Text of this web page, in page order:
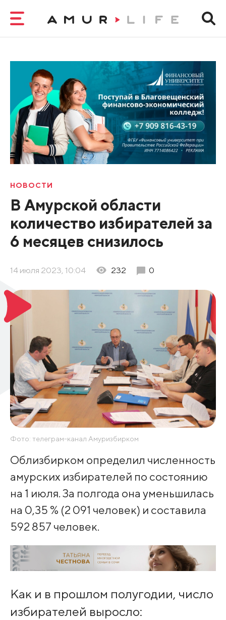
НОВОСТИ
В Амурской области
количество избирателей за
6 месяцев снизилось
14 июля 2023, 10:04 232 0
Фото: телеграм-канал Амуризбирком
Облизбирком определил численность
амурских избирателей по состоянию
на 1 июля. За полгода она уменьшилась
на 0,35 % (2 091 человек) и составила
592 857 человек.
Как и в прошлом полугодии, число
избирателей выросло: